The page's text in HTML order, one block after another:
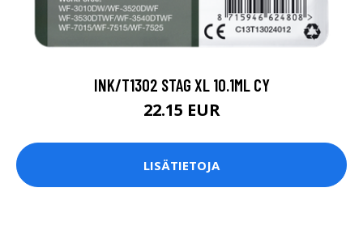
INK/T1302 STAG XL 10.1ML CY
22.15 EUR
LISÄTIETOJA